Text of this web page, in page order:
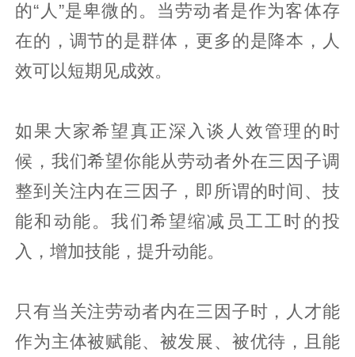
的“人”是卑微的。当劳动者是作为客体存
在的，调节的是群体，更多的是降本，人
效可以短期见成效。
如果大家希望真正深入谈人效管理的时
候，我们希望你能从劳动者外在三因子调
整到关注内在三因子，即所谓的时间、技
能和动能。我们希望缩减员工工时的投
入，增加技能，提升动能。
只有当关注劳动者内在三因子时，人才能
作为主体被赋能、被发展、被优待，且能